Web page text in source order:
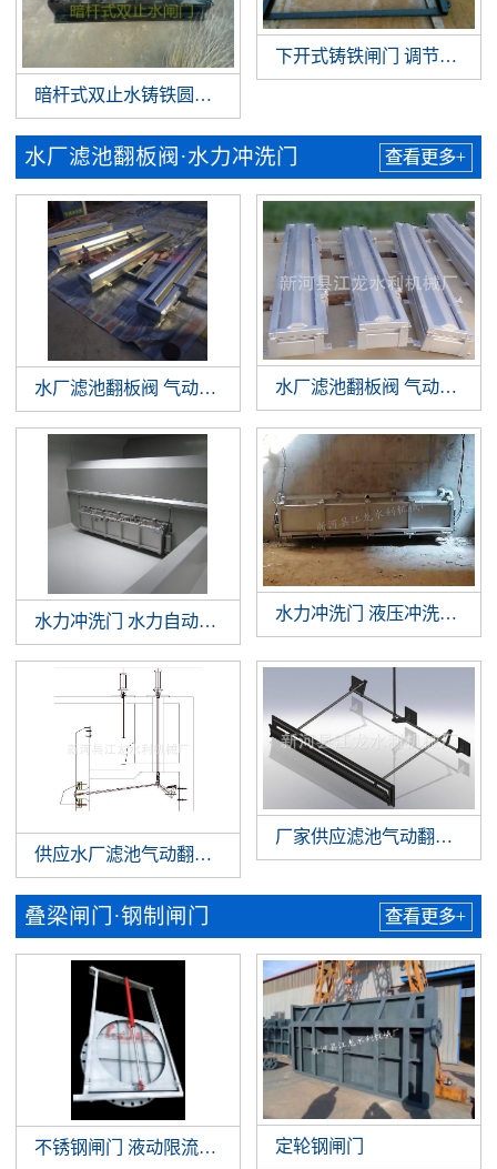
暗杆式双止水铸铁圆闸门
下开式铸铁闸门 调节堰门
水厂滤池翻板阀·水力冲洗门 查看更多+
水厂滤池翻板阀 气动翻板阀
水力冲洗门 水力自动冲洗门 门式冲洗系统 调蓄池门式冲洗
水力冲洗门 液压冲洗拍门
供应水厂滤池气动翻板阀 滤池翻板阀 水厂气动翻板阀
厂家供应滤池气动翻板阀
叠梁闸门·钢制闸门 查看更多+
不锈钢闸门 液动限流闸门 智能液动平板闸门 截污井设备
定轮钢闸门